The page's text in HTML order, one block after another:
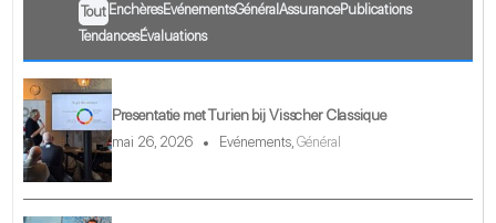
Tout EnchèresEvénementsGénéral AssurancePublications
TendancesÉvaluations
Presentatie met Turien bij Visscher Classique
mai 26, 2026 Evénements, Général